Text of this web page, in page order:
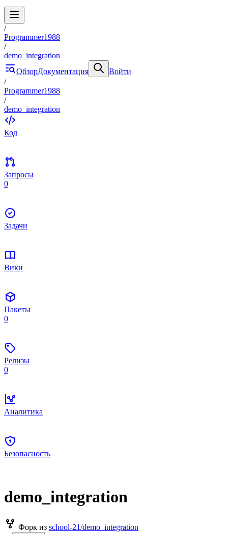
/
Programmer1988
/
demo_integration
ОбзорДокументация
Войти
/
Programmer1988
/
demo_integration
Код
Запросы
0
Задачи
Вики
Пакеты
0
Релизы
0
Аналитика
Безопасность
demo_integration
Форк из school-21/demo_integration